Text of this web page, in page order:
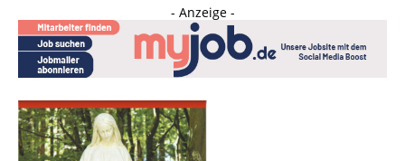
- Anzeige -